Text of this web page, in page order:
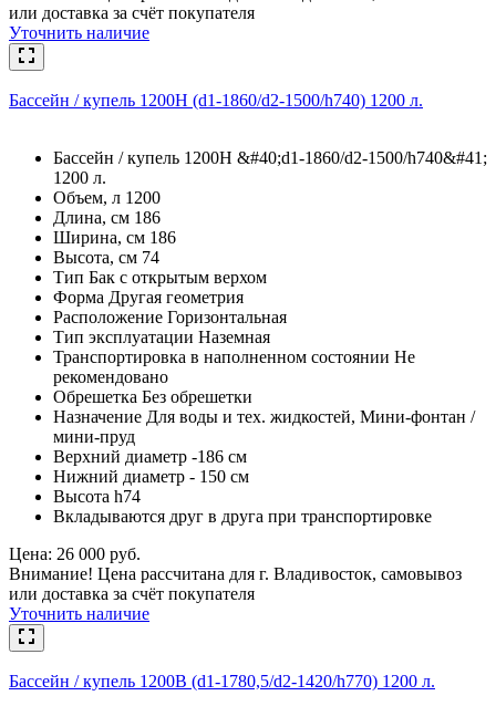
или доставка за счёт покупателя
Уточнить наличие
Бассейн / купель 1200Н (d1-1860/d2-1500/h740) 1200 л.
Бассейн / купель 1200Н &#40;d1-1860/d2-1500/h740&#41;
1200 л.
Объем, л 1200
Длина, см 186
Ширина, см 186
Высота, см 74
Тип Бак с открытым верхом
Форма Другая геометрия
Расположение Горизонтальная
Тип эксплуатации Наземная
Транспортировка в наполненном состоянии Не
рекомендовано
Обрешетка Без обрешетки
Назначение Для воды и тех. жидкостей, Мини-фонтан /
мини-пруд
Верхний диаметр -186 см
Нижний диаметр - 150 см
Высота h74
Вкладываются друг в друга при транспортировке
Цена: 26 000 руб.
Внимание! Цена рассчитана для г. Владивосток, самовывоз
или доставка за счёт покупателя
Уточнить наличие
Бассейн / купель 1200В (d1-1780,5/d2-1420/h770) 1200 л.